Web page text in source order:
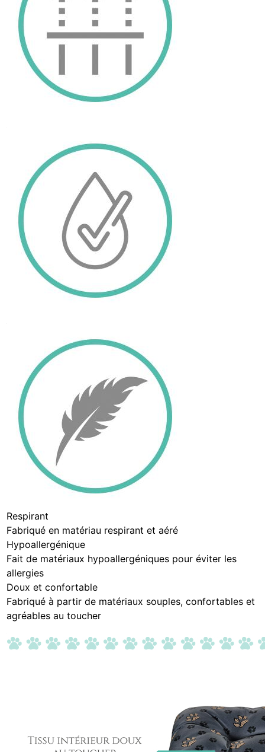
Respirant
Fabriqué en matériau respirant et aéré
Hypoallergénique
Fait de matériaux hypoallergéniques pour éviter les
allergies
Doux et confortable
Fabriqué à partir de matériaux souples, confortables et
agréables au toucher